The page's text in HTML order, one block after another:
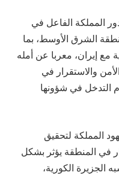
المملكة الفاعل في
الشرق الأوسط، بما
مع إيران، معربا عن أمله
والاستقرار في
التدخل في شؤونها
المملكة لتحقيق
في المنطقة يؤثر بشكل
الجزيرة الكورية،